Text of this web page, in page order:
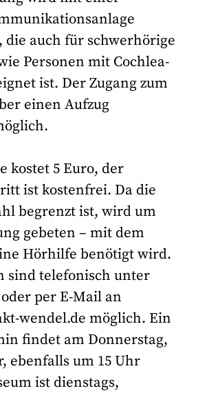
auch für schwerhörige
Personen mit Cochlea-
ist. Der Zugang zum
einen Aufzug
kostet 5 Euro, der
ist kostenfrei. Da die
begrenzt ist, wird um
gebeten – mit dem
Hörhilfe benötigt wird.
sind telefonisch unter
oder per E-Mail an
wendel.de möglich. Ein
findet am Donnerstag,
ebenfalls um 15 Uhr
ist dienstags,